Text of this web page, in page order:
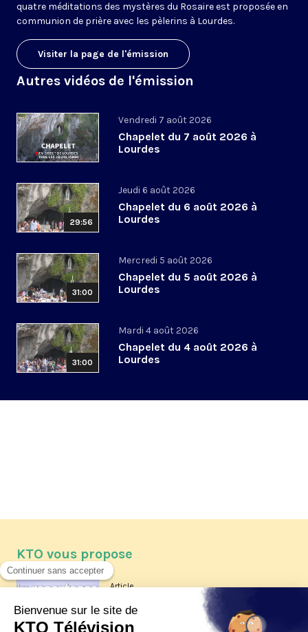
quatre méditations des mystères du Rosaire est proposée en
communion de prière avec les pèlerins à Lourdes.
Visiter la page de l'émission
Autres vidéos de l'émission
Vendredi 7 août 2026
Chapelet du 7 août 2026 à
Lourdes
29:56
Jeudi 6 août 2026
Chapelet du 6 août 2026 à
Lourdes
31:00
Mercredi 5 août 2026
Chapelet du 5 août 2026 à
Lourdes
31:00
Mardi 4 août 2026
Chapelet du 4 août 2026 à
Lourdes
KTO vous propose
Article
Les reportages d'été 2026 de KTO